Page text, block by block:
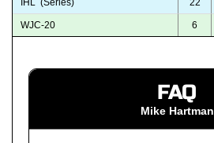
IHL (Series) 22
WJC-20 6
FAQ
Mike Hartman